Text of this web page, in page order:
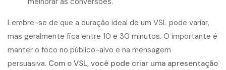
Lembre-se de que a duração ideal de um VSL pode variar,
mas geralmente fica entre 10 e 30 minutos. O importante é
manter o foco no público-alvo e na mensagem
persuasiva. Com o VSL, você pode criar uma apresentação